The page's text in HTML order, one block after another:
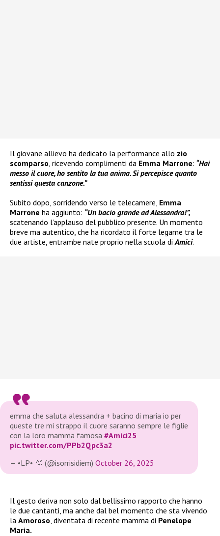
Il giovane allievo ha dedicato la performance allo zio
scomparso, ricevendo complimenti da Emma Marrone: “Hai
messo il cuore, ho sentito la tua anima. Si percepisce quanto
sentissi questa canzone.”
Subito dopo, sorridendo verso le telecamere, Emma
Marrone ha aggiunto: “Un bacio grande ad Alessandra!”,
scatenando l’applauso del pubblico presente. Un momento
breve ma autentico, che ha ricordato il forte legame tra le
due artiste, entrambe nate proprio nella scuola diAmici.
emma che saluta alessandra + bacino di maria io per
queste tre mi strappo il cuore saranno sempre le figlie
con la loro mamma famosa #Amici25
pic.twitter.com/PPb2Qpc3a2
— •LP• 🫧 (@isorrisidiem) October 26, 2025
Il gesto deriva non solo dal bellissimo rapporto che hanno
le due cantanti, ma anche dal bel momento che sta vivendo
la Amoroso, diventata di recente mamma di Penelope
Maria.